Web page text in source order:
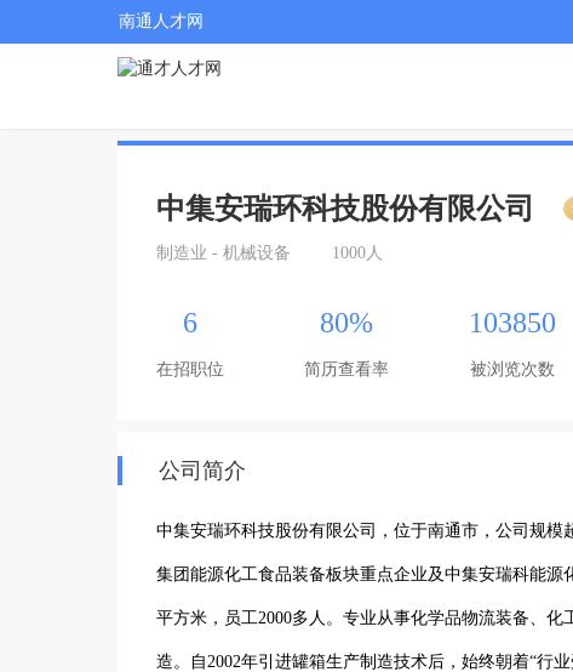
南通人才网
中集安瑞环科技股份有限公司
制造业 - 机械设备 1000人
6
在招职位
80%
简历查看率
103850
被浏览次数
公司简介
中集安瑞环科技股份有限公司，位于南通市，公司规
集团能源化工食品装备板块重点企业及中集安瑞科能
平方米，员工2000多人。专业从事化学品物流装备、
造。自2002年引进罐箱生产制造技术后，始终朝着“行